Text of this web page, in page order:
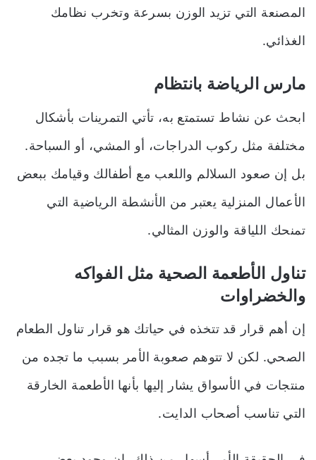
المصنعة التي تزيد الوزن بسرعة وتخرب نظامك
الغذائي.
مارس الرياضة بانتظام
ابحث عن نشاط تستمتع به، تأتي التمرينات بأشكال
مختلفة مثل ركوب الدراجات، أو المشي، أو السباحة.
بل إن صعود السلالم واللعب مع أطفالك وقيامك ببعض
الأعمال المنزلية يعتبر من الأنشطة الرياضية التي
تمنحك اللياقة والوزن المثالي.
تناول الأطعمة الصحية مثل الفواكه
والخضراوات
إن أهم قرار قد تتخذه في حياتك هو قرار تناول الطعام
الصحي. لكن لا تتوهم صعوبة الأمر بسبب ما تجده من
منتجات في الأسواق يشار إليها بأنها الأطعمة الخارقة
التي تناسب أصحاب الدايت.